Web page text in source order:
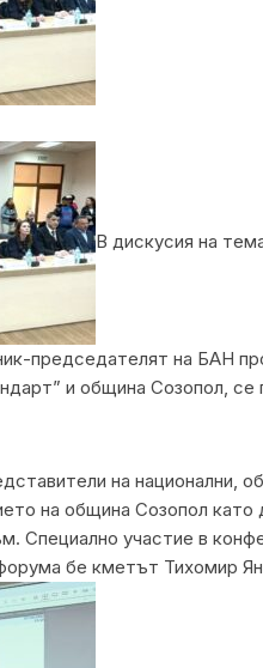
В дискусия на
председателят на БАН
и община Созопол, се
на национални,
на община Созопол
Специално участие в
бе кметът Тихомир